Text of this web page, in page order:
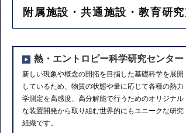
附属施設・共通施設・教育研
熱・エントロピー科学研究センター
新しい現象や概念の開拓を目指した基礎科学を展開
しているため、物質の状態や量に応じて各種の熱力
学測定を高感度、高分解能で行うためのオリジナル
な装置開発から取り組む世界的にもユニークな研究
組織です。